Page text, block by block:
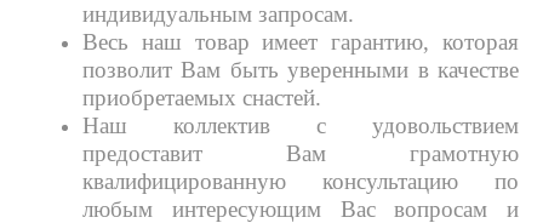
индивидуальным запросам.
Весь наш товар имеет гарантию, которая
позволит Вам быть уверенными в качестве
приобретаемых снастей.
Наш коллектив с удовольствием
предоставит Вам грамотную
квалифицированную консультацию по
любым интересующим Вас вопросам и